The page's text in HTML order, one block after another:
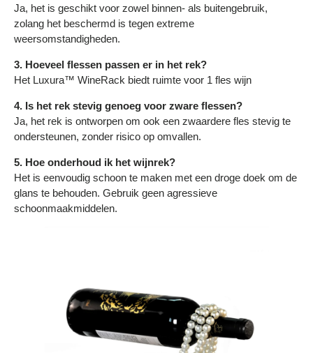
Ja, het is geschikt voor zowel binnen- als buitengebruik,
zolang het beschermd is tegen extreme
weersomstandigheden.
3. Hoeveel flessen passen er in het rek?
Het Luxura™ WineRack biedt ruimte voor 1 fles wijn
4. Is het rek stevig genoeg voor zware flessen?
Ja, het rek is ontworpen om ook een zwaardere fles stevig te
ondersteunen, zonder risico op omvallen.
5. Hoe onderhoud ik het wijnrek?
Het is eenvoudig schoon te maken met een droge doek om de
glans te behouden. Gebruik geen agressieve
schoonmaakmiddelen.